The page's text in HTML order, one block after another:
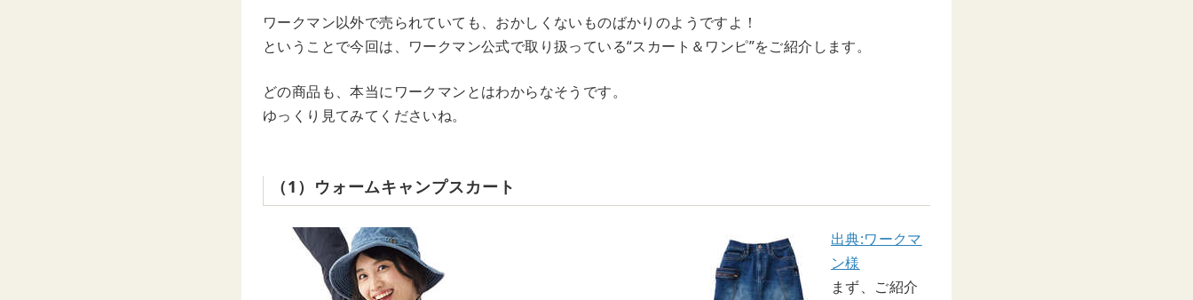
ワークマン以外で売られていても、おかしくないものばかりのようですよ！
ということで今回は、ワークマン公式で取り扱っている“スカート＆ワンピ”をご紹介します。
どの商品も、本当にワークマンとはわからなそうです。
ゆっくり見てみてくださいね。
（1）ウォームキャンプスカート
出典:ワークマ
ン様
まず、ご紹介